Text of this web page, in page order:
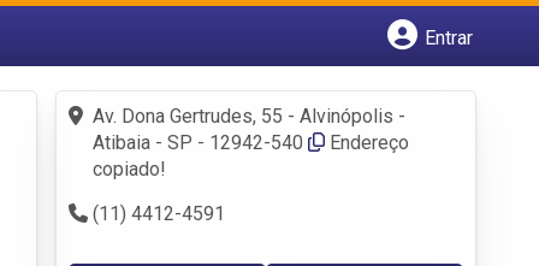
Entrar
Fazer login
Criar conta
Av. Dona Gertrudes, 55 - Alvinópolis -
Atibaia - SP - 12942-540
Endereço
copiado!
(11) 4412-4591